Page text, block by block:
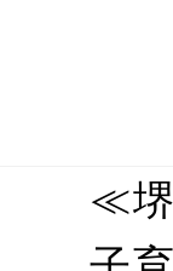
≪堺